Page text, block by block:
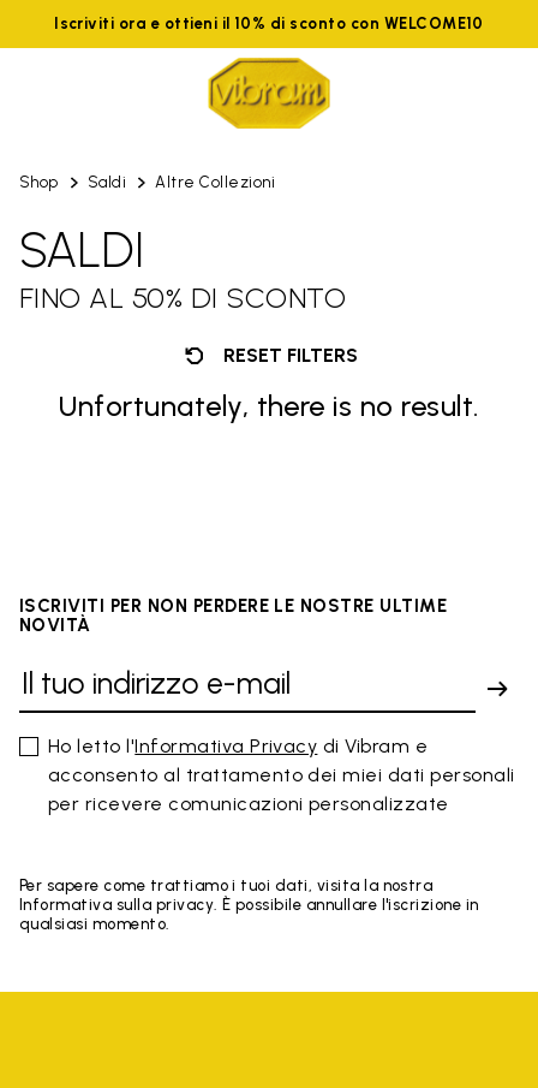
Iscriviti ora e ottieni il 10% di sconto con WELCOME10
Shop Saldi Altre Collezioni
SALDI
FINO AL 50% DI SCONTO
RESET FILTERS
Unfortunately, there is no result.
ISCRIVITI PER NON PERDERE LE NOSTRE ULTIME
NOVITÀ
Ho letto l'Informativa Privacy di Vibram e
acconsento al trattamento dei miei dati personali
per ricevere comunicazioni personalizzate
Per sapere come trattiamo i tuoi dati, visita la nostra
Informativa sulla privacy. È possibile annullare l'iscrizione in
qualsiasi momento.